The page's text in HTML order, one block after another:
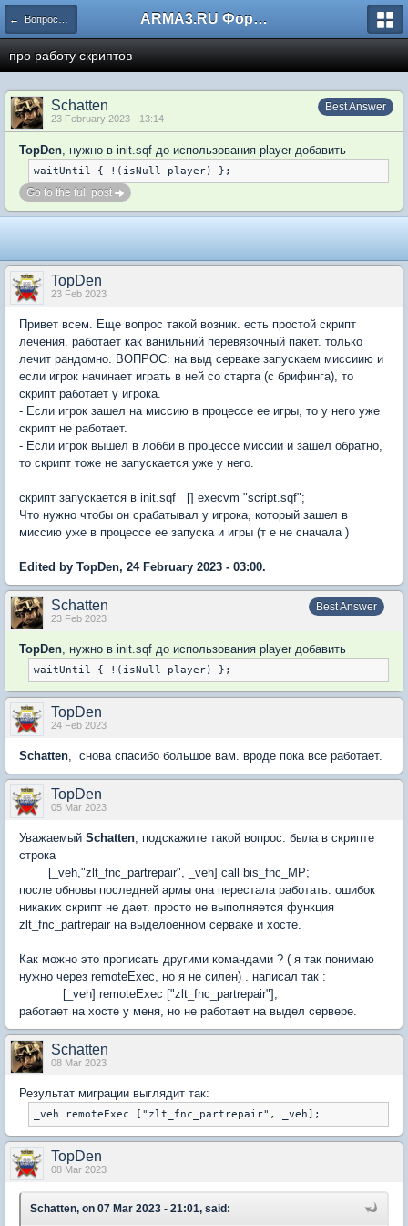
← Вопросы и Проблемы ARMA3.RU Форум
про работу скриптов
Best Answer
Schatten
23 February 2023 - 13:14
TopDen, нужно в init.sqf до использования player добавить
Go to the full post
TopDen
23 Feb 2023
Привет всем. Еще вопрос такой возник. есть простой скрипт
лечения. работает как ванильний перевязочный пакет. только
лечит рандомно. ВОПРОС: на выд серваке запускаем миссиию и
если игрок начинает играть в ней со старта (с брифинга), то
скрипт работает у игрока.
- Если игрок зашел на миссию в процессе ее игры, то у него уже
скрипт не работает.
- Если игрок вышел в лобби в процессе миссии и зашел обратно,
то скрипт тоже не запускается уже у него.
скрипт запускается в init.sqf [] execvm "script.sqf";
Что нужно чтобы он срабатывал у игрока, который зашел в
миссию уже в процессе ее запуска и игры (т е не сначала )
Edited by TopDen, 24 February 2023 - 03:00.
Best Answer
Schatten
23 Feb 2023
TopDen, нужно в init.sqf до использования player добавить
TopDen
24 Feb 2023
Schatten, снова спасибо большое вам. вроде пока все работает.
TopDen
05 Mar 2023
Уважаемый Schatten, подскажите такой вопрос: была в скрипте
строка
[_veh,"zlt_fnc_partrepair", _veh] call bis_fnc_MP;
после обновы последней армы она перестала работать. ошибок
никаких скрипт не дает. просто не выполняется функция
zlt_fnc_partrepair на выделоенном серваке и хосте.
Как можно это прописать другими командами ? ( я так понимаю
нужно через remoteExec, но я не силен) . написал так :
[_veh] remoteExec ["zlt_fnc_partrepair"];
работает на хосте у меня, но не работает на выдел сервере.
Schatten
08 Mar 2023
Результат миграции выглядит так:
TopDen
08 Mar 2023
Schatten, on 07 Mar 2023 - 21:01, said: